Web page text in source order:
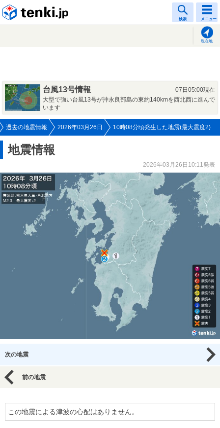
検索 メニュー
現在地
台風13号情報
07日05:00現在
大型で強い台風13号が沖永良部島の東約140kmを西北西に進んで
います
過去の地震情報 2026年03月26日 10時08分頃発生した地震(最大震度2)
地震情報
2026年03月26日10:11発表
次の地震
前の地震
この地震による津波の心配はありません。